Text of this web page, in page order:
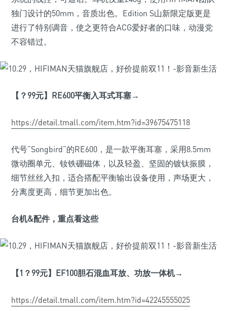
独门设计的50mm，音质出色。Edition S山新限定版更是
进行了特别调音，使之更符合ACG爱好者的口味，动漫党
不容错过。
【？99元】RE600平衡入耳式耳塞→
https://detail.tmall.com/item.htm?id=39675475118
代号“Songbird”的RE600，是一款平衡耳塞，采用8.5mm
微动圈单元、钕铁硼磁体，以及轻盈、坚固的镀钛振膜，
细节丝丝入扣，适合搭配平衡输出设备使用，声场更大，
分离度更高，细节更加出色。
台机&配件，重点看这些
【1 ？99元】EF100胆石混血耳放、功放一体机→
https://detail.tmall.com/item.htm?id=42245555025